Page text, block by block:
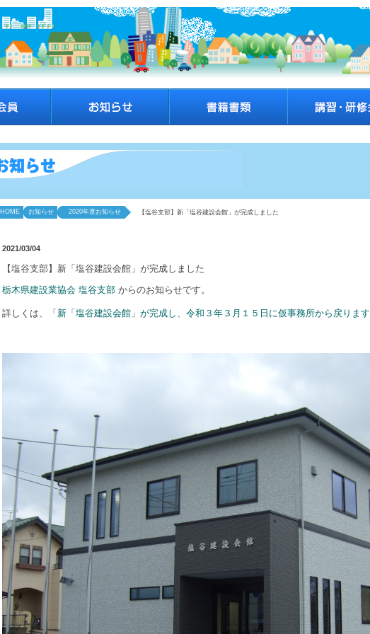
HOME お知らせ 2020年度お知らせ 【塩谷支部】新「塩谷建設会館」が完成しました
2021/03/04
【塩谷支部】新「塩谷建設会館」が完成しました
栃木県建設業協会 塩谷支部 からのお知らせです。
詳しくは、「 新「塩谷建設会館」が完成し、令和３年３月１５日に仮事務所から戻ります